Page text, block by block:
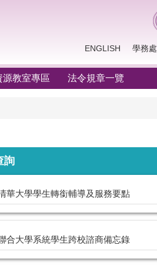
ENGLISH 學務處
源教室專區 法令規章一覽
詢
華大學學生轉銜輔導及服務要點
合大學系統學生跨校諮商備忘錄